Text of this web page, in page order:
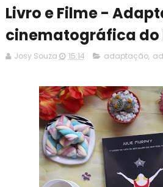
Livro e Filme -
cinematográfica do
Josy Souza 15:14 adaptação,